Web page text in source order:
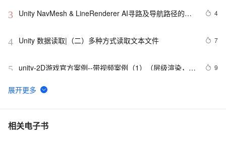
打造爆款手游不是梦——性能优化、广告集成与内购设置
3
Unity NavMesh & LineRenderer AI寻路及导航路径的绘
4
4 Unity 数据读取|（二）多种方式读取文本文件 7
5
unity-2D游戏官方案例--带视频案例（1）（层级渲染，物
9
6
构建ASP.NET MVC4+EF5+EasyUI+Unity2.x注入的后台
7 [Unity3d]脚本相互调用以及控制
相关电子书